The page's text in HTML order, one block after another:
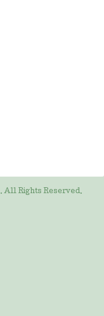
. All Rights Reserved.